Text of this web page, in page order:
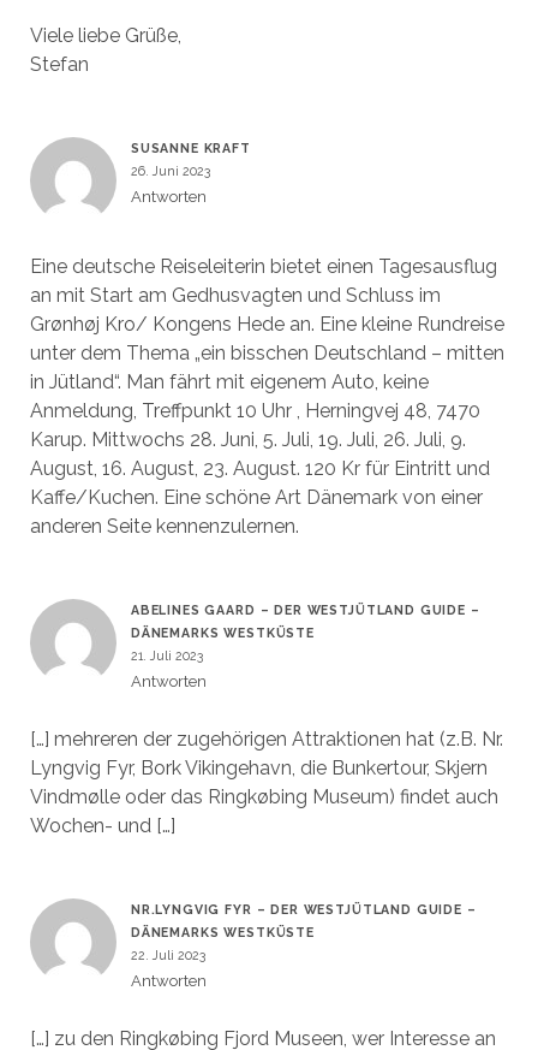
Viele liebe Grüße,
Stefan
SUSANNE KRAFT
26. Juni 2023
Antworten
Eine deutsche Reiseleiterin bietet einen Tagesausflug
an mit Start am Gedhusvagten und Schluss im
Grønhøj Kro/ Kongens Hede an. Eine kleine Rundreise
unter dem Thema „ein bisschen Deutschland – mitten
in Jütland“. Man fährt mit eigenem Auto, keine
Anmeldung, Treffpunkt 10 Uhr , Herningvej 48, 7470
Karup. Mittwochs 28. Juni, 5. Juli, 19. Juli, 26. Juli, 9.
August, 16. August, 23. August. 120 Kr für Eintritt und
Kaffe/Kuchen. Eine schöne Art Dänemark von einer
anderen Seite kennenzulernen.
ABELINES GAARD – DER WESTJÜTLAND GUIDE –
DÄNEMARKS WESTKÜSTE
21. Juli 2023
Antworten
[…] mehreren der zugehörigen Attraktionen hat (z.B. Nr.
Lyngvig Fyr, Bork Vikingehavn, die Bunkertour, Skjern
Vindmølle oder das Ringkøbing Museum) findet auch
Wochen- und […]
NR.LYNGVIG FYR – DER WESTJÜTLAND GUIDE –
DÄNEMARKS WESTKÜSTE
22. Juli 2023
Antworten
[…] zu den Ringkøbing Fjord Museen, wer Interesse an